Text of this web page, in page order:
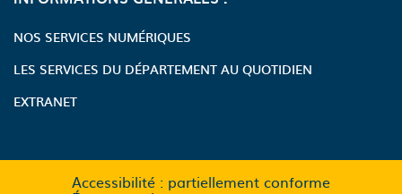
NOS SERVICES NUMÉRIQUES
LES SERVICES DU DÉPARTEMENT AU QUOTIDIEN
EXTRANET
Accessibilité : partiellement conforme